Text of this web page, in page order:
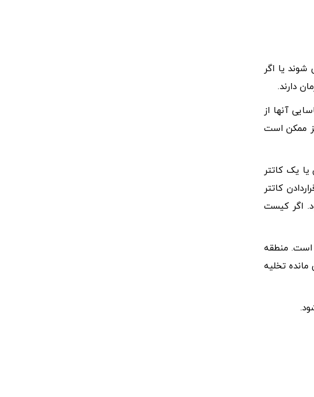
یا اگر
دارند.
آنها از
ممکن است
یک کاتتر
کاتتر
اگر کیست
است. منطقه
تخلیه